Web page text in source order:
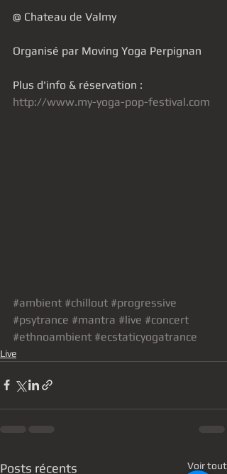
@ Chateau de Valmy
Organisé par Moving Yoga Perpignan
Plus d'info & réservation :
http://www.my-yoga-pop-festival.com
#ambient #chillout #progressive
#psytrance #mantra #live #concert
#ethnoambient #ecstaticyogatrance
Live
Posts récents Voir tout